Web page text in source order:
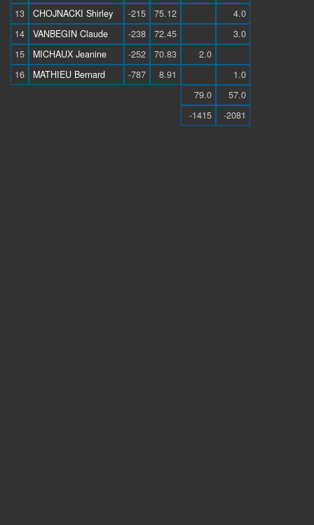
13 CHOJNACKI Shirley -215 75.12
4.0
14
VANBEGIN Claude -238 72.45
3.0
15
MICHAUX Jeanine -252 70.83
2.0
16
MATHIEU Bernard -787 8.91
1.0
79.0
57.0
-1415
-2081